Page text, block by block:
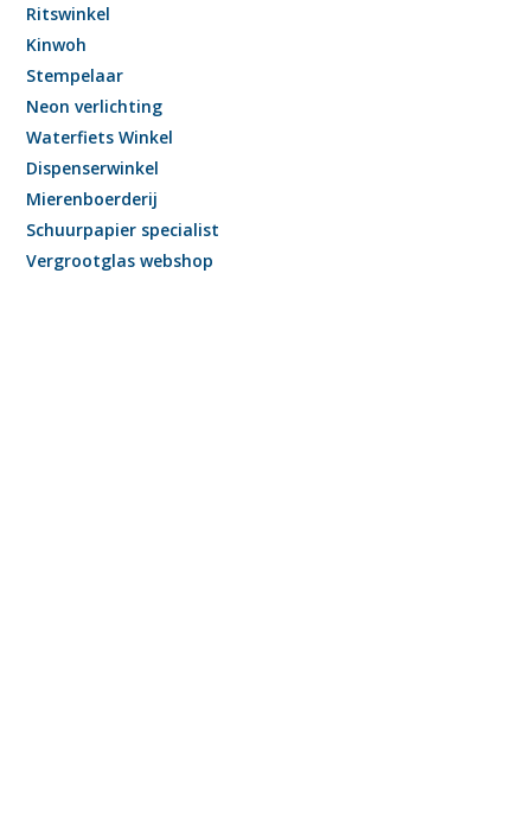
Ritswinkel
Kinwoh
Stempelaar
Neon verlichting
Waterfiets Winkel
Dispenserwinkel
Mierenboerderij
Schuurpapier specialist
Vergrootglas webshop